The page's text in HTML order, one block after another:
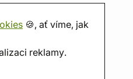
🍪, ať víme, jak
reklamy.